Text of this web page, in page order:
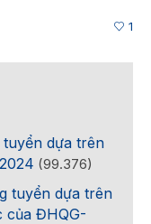
1
dựa trên
(99.376)
tuyển dựa trên
của ĐHQG-